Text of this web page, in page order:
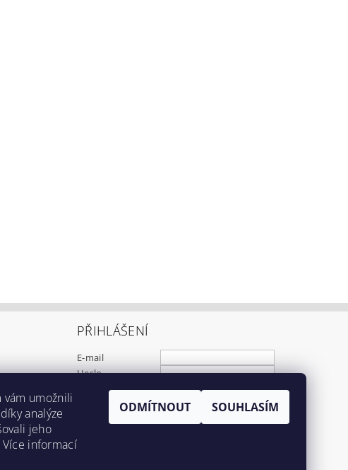
PŘIHLÁŠENÍ
E-mail
Heslo
Registrace
Zapomenuté heslo
vám umožnili
analýze
jeho
informací
ODMÍTNOUT SOUHLASÍM